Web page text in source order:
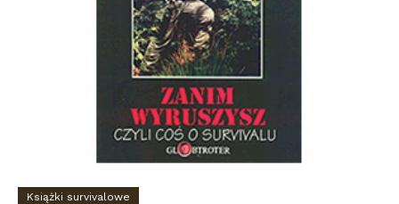
Książki survivalowe